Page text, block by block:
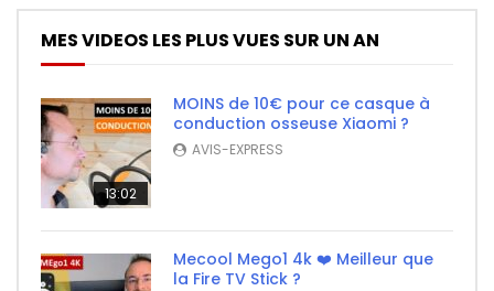
MES VIDEOS LES PLUS VUES SUR UN AN
13:02
MOINS de 10€ pour ce casque à
conduction osseuse Xiaomi ?
AVIS-EXPRESS
Mecool Mego1 4k ❤️ Meilleur que
la Fire TV Stick ?